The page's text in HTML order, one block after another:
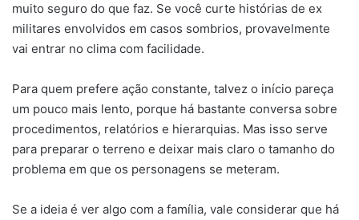
muito seguro do que faz. Se você curte histórias de ex
militares envolvidos em casos sombrios, provavelmente
vai entrar no clima com facilidade.
Para quem prefere ação constante, talvez o início pareça
um pouco mais lento, porque há bastante conversa sobre
procedimentos, relatórios e hierarquias. Mas isso serve
para preparar o terreno e deixar mais claro o tamanho do
problema em que os personagens se meteram.
Se a ideia é ver algo com a família, vale considerar que há